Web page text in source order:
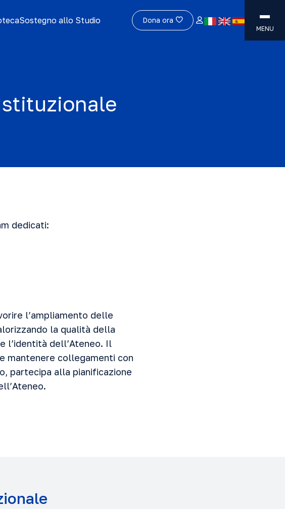
Sostegno allo Studio Dona ora
MENU
dedicati:
l’ampliamento delle
la qualità della
l’identità dell’Ateneo. Il
mantenere collegamenti con
partecipa alla pianificazione